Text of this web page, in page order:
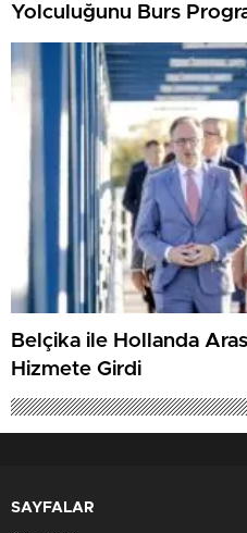
Yolculuğunu Burs
Belçika ile Hollanda
Hizmete Girdi
SAYFALAR